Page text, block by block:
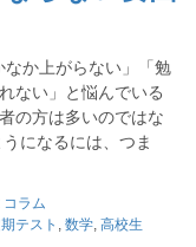
か上がらない」「勉
ない」と悩んでいる
の方は多いのではな
になるには、つま
コラム
テスト , 数学, 高校生